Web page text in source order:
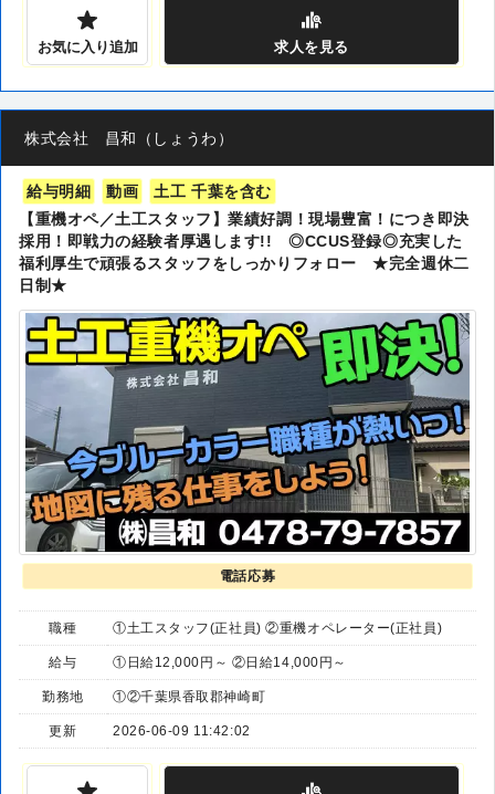
お気に入り追加 求人 を見る
株式会社 昌和（しょうわ）
給与明細 動画
土工 千葉を含む
【重機オペ／土工スタッフ】業績好調！現場豊富！につき即決
採用！即戦力の経験者厚遇します!! ◎CCUS登録◎充実した
福利厚生で頑張るスタッフをしっかりフォロー ★完全週休二
日制★
電話応募
職種 ①土工スタッフ(正社員) ②重機オペレーター(正社員)
給与 ①日給12,000円～ ②日給14,000円～
勤務地 ①②千葉県香取郡神崎町
更新 2026-06-09 11:42:02